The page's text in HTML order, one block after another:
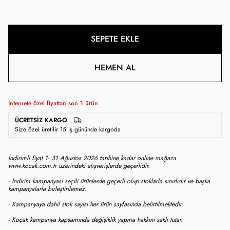
SEPETE EKLE
HEMEN AL
İnternete özel fiyattan son 1 ürün
ÜCRETSIZ KARGO
Size özel üretilir 15 iş gününde kargoda
İndirimli fiyat 1- 31 Ağustos 2026 tarihine kadar online mağaza
www.kocak.com.tr üzerindeki alışverişlerde geçerlidir.
- İndirim kampanyası seçili ürünlerde geçerli olup stoklarla sınırlıdır ve başka
kampanyalarla birleştirilemez.
- Kampanyaya dahil stok sayısı her ürün sayfasında belirtilmektedir.
- Koçak kampanya kapsamında değişiklik yapma hakkını saklı tutar.